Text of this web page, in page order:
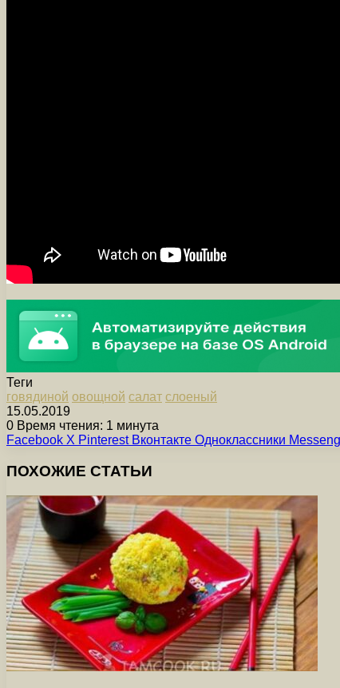
Теги
говядиной овощной салат слоеный
15.05.2019
0 Время чтения: 1 минута
Facebook X Pinterest Вконтакте Одноклассники
ПОХОЖИЕ СТАТЬИ